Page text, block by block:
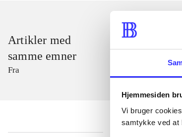
Hjemmesiden
Vi bruger
samtykke ved at
Artikler med
samme emner
Fra